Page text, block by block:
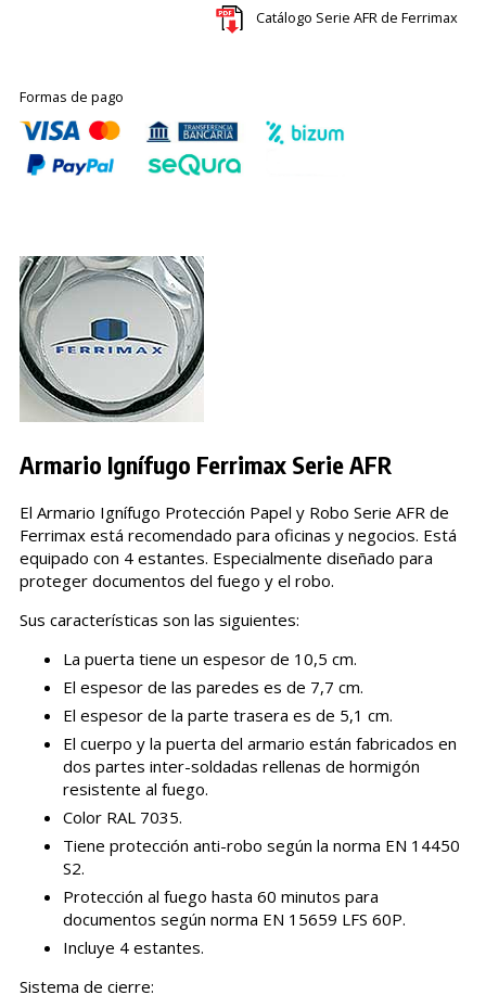
Catálogo Serie AFR de Ferrimax
Formas de pago
Armario Ignífugo Ferrimax Serie AFR
El Armario Ignífugo Protección Papel y Robo Serie AFR de
Ferrimax está recomendado para oficinas y negocios. Está
equipado con 4 estantes. Especialmente diseñado para
proteger documentos del fuego y el robo.
Sus características son las siguientes:
La puerta tiene un espesor de 10,5 cm.
El espesor de las paredes es de 7,7 cm.
El espesor de la parte trasera es de 5,1 cm.
El cuerpo y la puerta del armario están fabricados en
dos partes inter-soldadas rellenas de hormigón
resistente al fuego.
Color RAL 7035.
Tiene protección anti-robo según la norma EN 14450
S2.
Protección al fuego hasta 60 minutos para
documentos según norma EN 15659 LFS 60P.
Incluye 4 estantes.
Sistema de cierre: